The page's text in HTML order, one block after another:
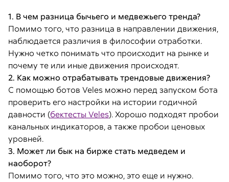
1. В чем разница бычьего и медвежьего тренда?
Помимо того, что разница в направлении движения,
наблюдается различия в философии отработки.
Нужно четко понимать что происходит на рынке и
почему те или иные движения происходят.
2. Как можно отрабатывать трендовые движения?
С помощью ботов Veles можно перед запуском бота
проверить его настройки на истории годичной
давности (бектесты Veles). Хорошо подходят пробои
канальных индикаторов, а также пробои ценовых
уровней.
3. Может ли бык на бирже стать медведем и
наоборот?
Помимо того, что это можно, это еще и нужно.